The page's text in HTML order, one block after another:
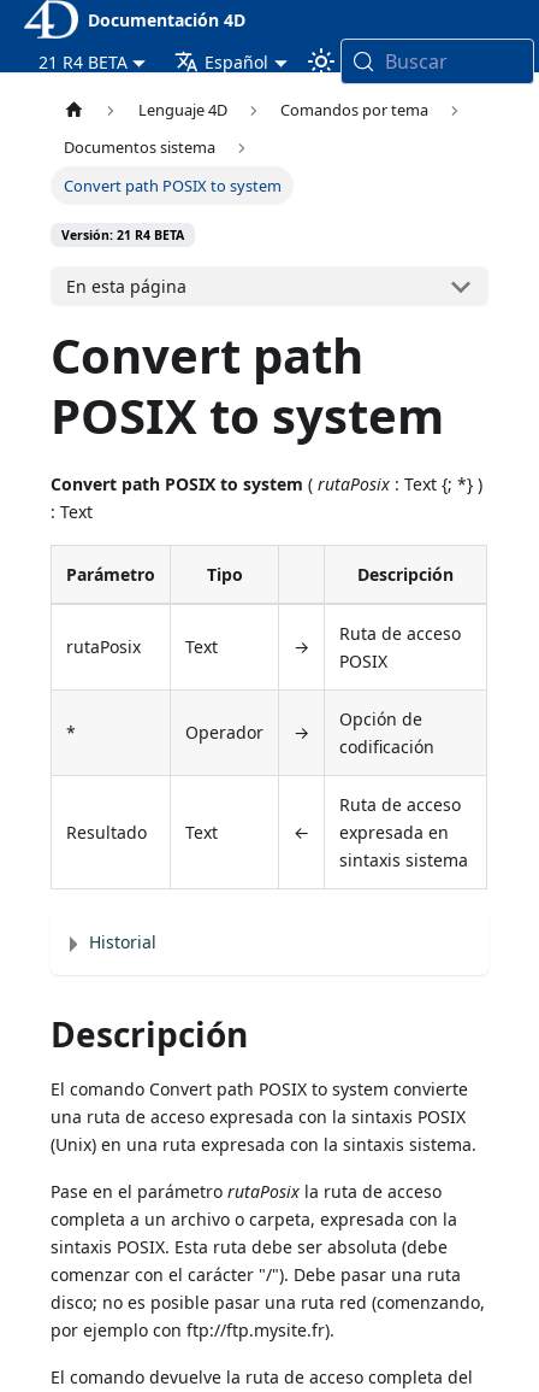
Documentación 4D
21 R4 BETA
Español Buscar
Lenguaje 4D
Comandos por tema
Documentos sistema
Convert path POSIX to system
Versión: 21 R4 BETA
En esta página
Convert path
POSIX to system
Convert path POSIX to system (rutaPosix : Text {; *} )
: Text
Parámetro Tipo Descripción
rutaPosix Text →
Ruta de acceso
POSIX
* Operador →
Opción de
codificación
Resultado Text ←
Ruta de acceso
expresada en
sintaxis sistema
Historial
Descripción
El comando Convert path POSIX to system convierte
una ruta de acceso expresada con la sintaxis POSIX
(Unix) en una ruta expresada con la sintaxis sistema.
Pase en el parámetrorutaPosix la ruta de acceso
completa a un archivo o carpeta, expresada con la
sintaxis POSIX. Esta ruta debe ser absoluta (debe
comenzar con el carácter "/"). Debe pasar una ruta
disco; no es posible pasar una ruta red (comenzando,
por ejemplo con ftp://ftp.mysite.fr).
El comando devuelve la ruta de acceso completa del